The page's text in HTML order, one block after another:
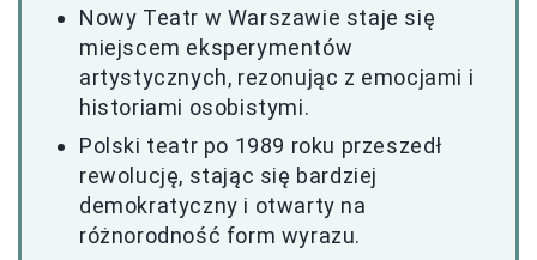
Nowy Teatr w Warszawie staje się
miejscem eksperymentów
artystycznych, rezonując z emocjami i
historiami osobistymi.
Polski teatr po 1989 roku przeszedł
rewolucję, stając się bardziej
demokratyczny i otwarty na
różnorodność form wyrazu.